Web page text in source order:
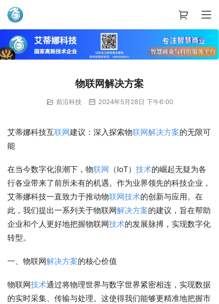
艾蒂娜科技
物联网解决方案
前沿科技 2024年5月28日 下午6:00
艾蒂娜科技互联网建议：深入探索物联网解决方案的无限可
能
在当今数字化浪潮下，物联网 （IoT） 技术的崛起无疑为各
行各业带来了前所未有的机遇。作为业界领先的科技企业，
艾蒂娜科技一直致力于推动物联网技术的创新与应用。在
此，我们提出一系列关于物联网解决方案的建议，旨在帮助
企业和个人更好地把握物联网技术的发展脉搏，实现数字化
转型。
一、物联网解决方案的核心价值
物联网技术通过将物理世界与数字世界紧密相连，实现数据
的实时采集、传输与处理。这使得我们能够更精准地把握市